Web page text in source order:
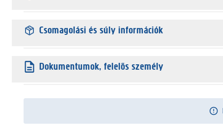
Csomagolási és súly információk
Dokumentumok, felelős személy